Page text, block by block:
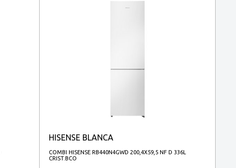
HISENSE BLANCA
COMBI HISENSE RB440N4GWD 200,4X59,5 NF D 336L
CRIST.BCO